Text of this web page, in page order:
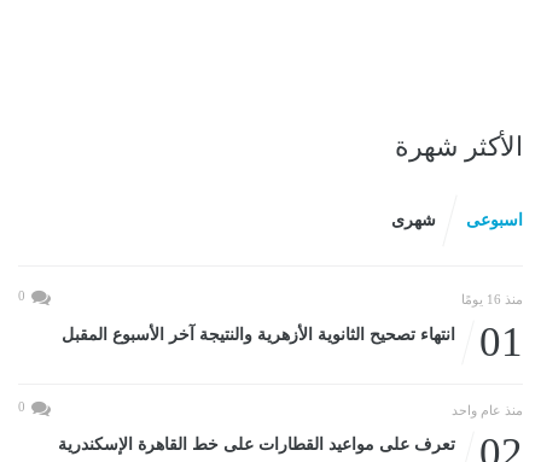
الأكثر شهرة
اسبوعى شهرى
منذ 16 يومًا 0
01 انتهاء تصحيح الثانوية الأزهرية والنتيجة آخر الأسبوع المقبل
منذ عام واحد 0
تعرف على مواعيد القطارات على خط القاهرة الإسكندرية